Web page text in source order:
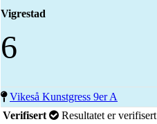
Vigrestad
6
Vikeså Kunstgress 9er A
Verifisert
Resultatet er verifisert